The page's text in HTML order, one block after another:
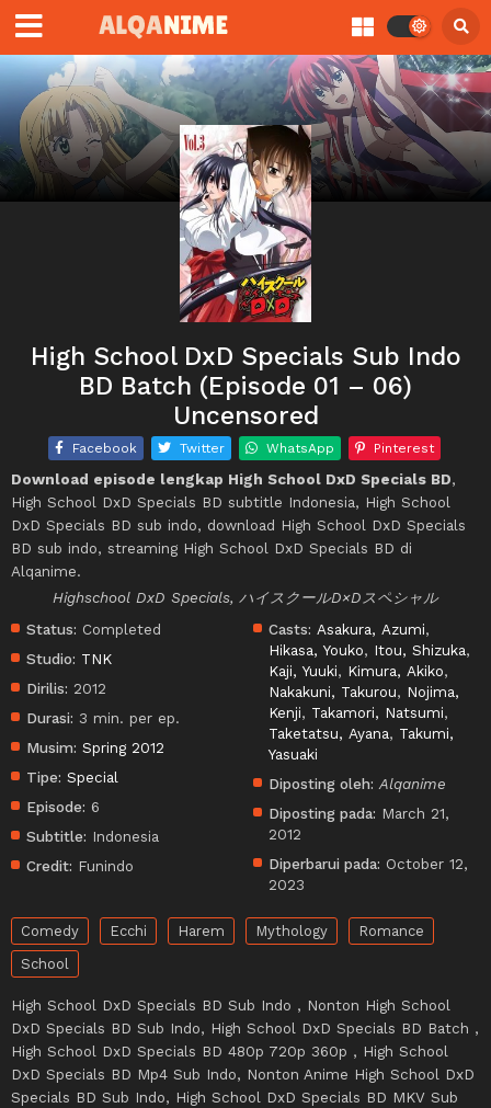
High School DxD Specials Sub Indo
BD Batch (Episode 01 – 06)
Uncensored
Facebook Twitter WhatsApp Pinterest
Download episode lengkap High School DxD Specials BD,
High School DxD Specials BD subtitle Indonesia, High School
DxD Specials BD sub indo, download High School DxD Specials
BD sub indo, streaming High School DxD Specials BD di
Alqanime.
Highschool DxD Specials, ハイスクールD×Dスペシャル
Status: Completed
Studio: TNK
Dirilis: 2012
Durasi: 3 min. per ep.
Musim: Spring 2012
Tipe: Special
Episode: 6
Subtitle: Indonesia
Credit: Funindo
Casts: Asakura, Azumi,
Hikasa, Youko, Itou, Shizuka,
Kaji, Yuuki, Kimura, Akiko,
Nakakuni, Takurou, Nojima,
Kenji, Takamori, Natsumi,
Taketatsu, Ayana, Takumi,
Yasuaki
Diposting oleh: Alqanime
Diposting pada: March 21,
2012
Diperbarui pada: October 12,
2023
Comedy Ecchi Harem Mythology
Romance
School
High School DxD Specials BD Sub Indo , Nonton High School
DxD Specials BD Sub Indo, High School DxD Specials BD Batch ,
High School DxD Specials BD 480p 720p 360p , High School
DxD Specials BD Mp4 Sub Indo, Nonton Anime High School DxD
Specials BD Sub Indo, High School DxD Specials BD MKV Sub